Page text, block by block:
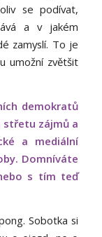
se podívat,
a v jakém
zamyslí. To je
umožní zvětšit
demokratů
střetu zájmů a
a mediální
Domníváte
s tím teď
Sobotka si